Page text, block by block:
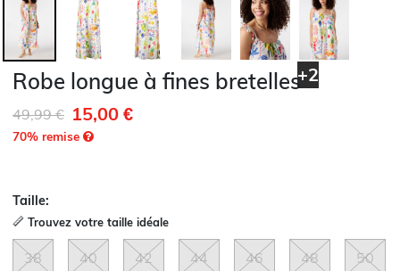
+2
Robe longue à fines bretelles
Remise de
49,99 €à 15,00 €
70% remise
Taille:
Trouvez votre taille idéale
38 40 42 44 46 48 50